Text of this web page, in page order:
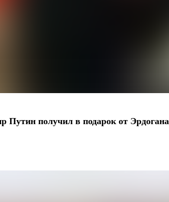
Путин получил в подарок от Эрдогана